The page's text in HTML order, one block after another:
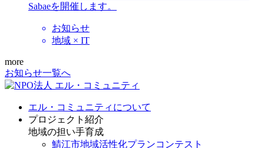
Sabaeを開催します。
お知らせ
地域 × IT
more
お知らせ一覧へ
エル・コミュニティについて
プロジェクト紹介
地域の担い手育成
鯖江市地域活性化プランコンテスト